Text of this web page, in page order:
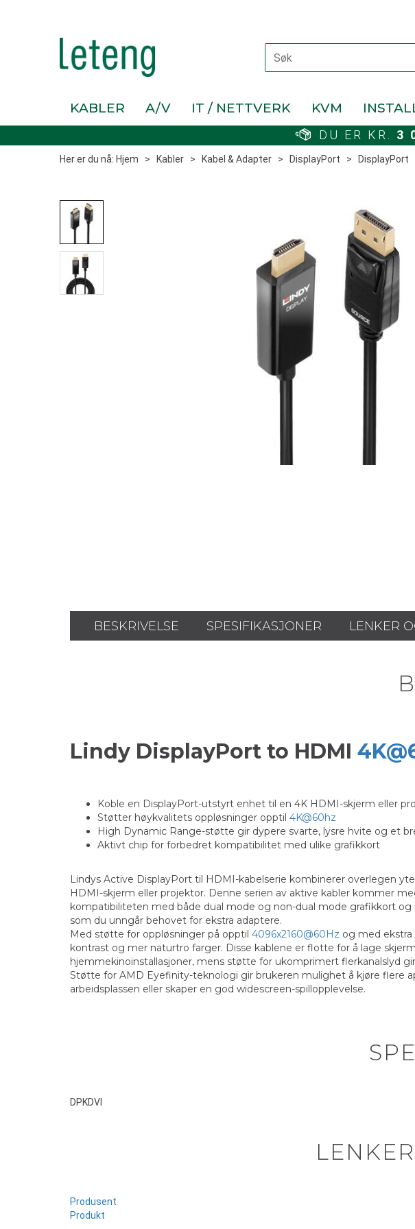
KABLER A/V IT / NETTVERK KVM
DU ER KR. 3
Her er du nå: Hjem > Kabler > Kabel & Adapter > DisplayPort > DisplayPort
BESKRIVELSE SPESIFIKASJONER LENKER
Lindy DisplayPort to HDMI
Koble en DisplayPort-utstyrt enhet til en 4K HDMI-skjerm eller
Støtter høykvalitets oppløsninger opptil 4K@60hz
High Dynamic Range-støtte gir dypere svarte, lysre hvite og et
Aktivt chip for forbedret kompatibilitet med ulike grafikkort
Lindys Active DisplayPort til HDMI-kabelserie kombinerer overlegen
HDMI-skjerm eller projektor. Denne serien av aktive kabler kommer
kompatibiliteten med både dual mode og non-dual mode grafikkort
som du unngår behovet for ekstra adaptere.
Med støtte for oppløsninger på opptil 4096x2160@60Hz og med
kontrast og mer naturtro farger. Disse kablene er flotte for å lage
hjemmekinoinstallasjoner, mens støtte for ukomprimert flerkanalslyd
Støtte for AMD Eyefinity-teknologi gir brukeren mulighet å kjøre flere
arbeidsplassen eller skaper en god widescreen-spillopplevelse.
DPKDVI
Produsent
Produkt